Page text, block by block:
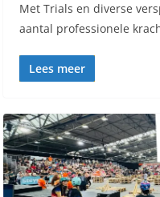
Met Trials en diverse
aantal professionele
Lees meer